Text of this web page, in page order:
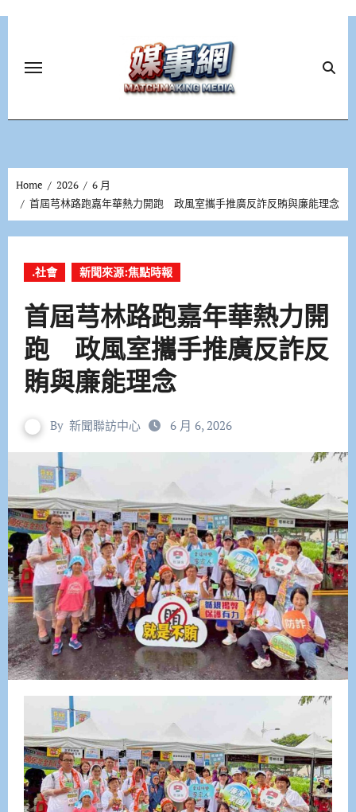
Home 2026
6 月
首屆芎林路跑嘉年華熱力開跑 政風室攜手推廣反詐反賄與廉能理念
.社會 新聞來源:焦點時報
首屆芎林路跑嘉年華熱力開
跑 政風室攜手推廣反詐反
賄與廉能理念
By 新聞聯訪中心 6 月 6, 2026